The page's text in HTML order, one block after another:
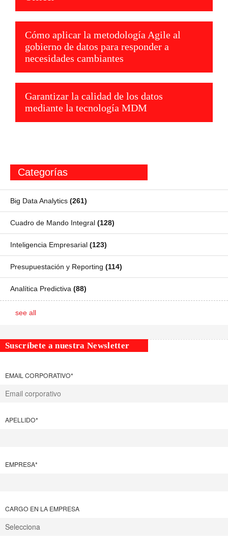
Cómo aplicar la metodología Agile al
gobierno de datos para responder a
necesidades cambiantes
Garantizar la calidad de los datos
mediante la tecnología MDM
Categorías
Big Data Analytics (261)
Cuadro de Mando Integral (128)
Inteligencia Empresarial (123)
Presupuestación y Reporting (114)
Analítica Predictiva (88)
see all
Suscríbete a nuestra Newsletter
EMAIL CORPORATIVO*
APELLIDO*
EMPRESA*
CARGO EN LA EMPRESA